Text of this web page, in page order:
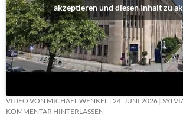
akzeptieren und diesen Inhalt zu
VIDEO VON MICHAEL WENKEL 24. JUNI 2026
KOMMENTAR HINTERLASSEN